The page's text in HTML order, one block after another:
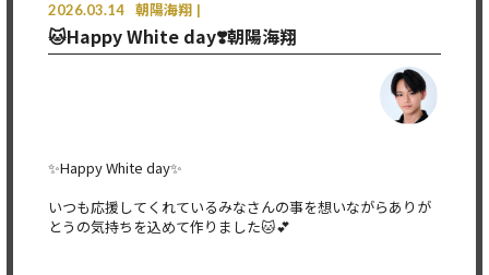
2026.03.14 朝陽海翔
🐱Happy White day❣️朝陽海翔
✨️Happy White day✨️
いつも応援してくれているみなさんの事を想いながらありが
とうの気持ちを込めて作りました🐱︎💕︎︎